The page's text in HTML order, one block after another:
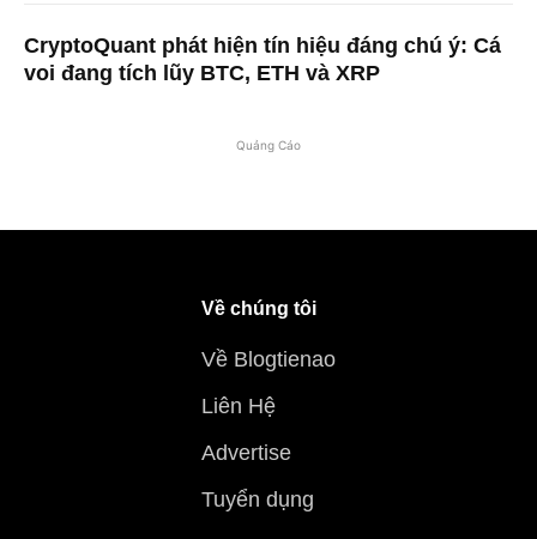
CryptoQuant phát hiện tín hiệu đáng chú ý: Cá
voi đang tích lũy BTC, ETH và XRP
Quảng Cáo
Về chúng tôi
Về Blogtienao
Liên Hệ
Advertise
Tuyển dụng